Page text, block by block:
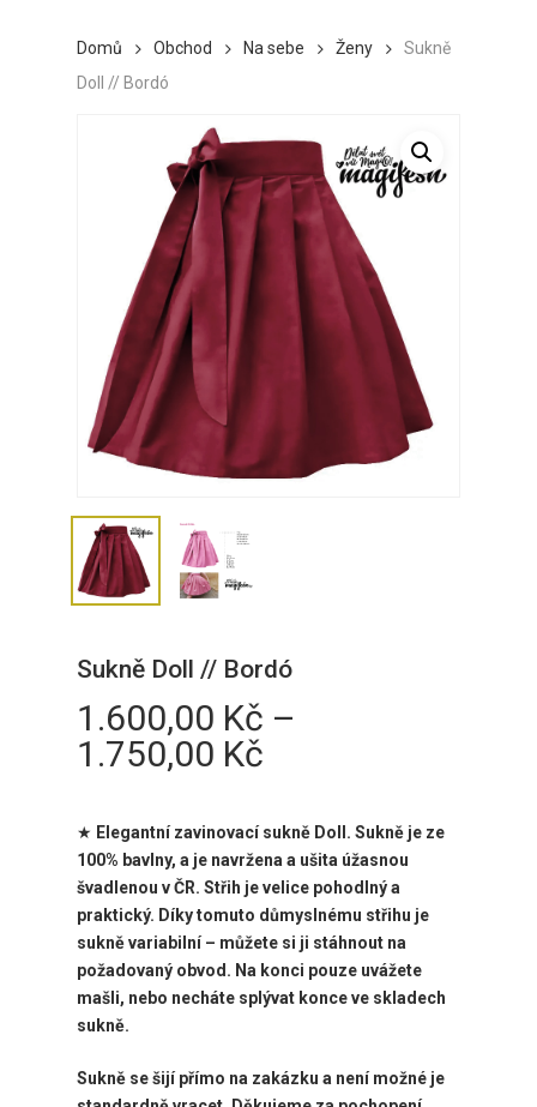
Domů Obchod Na sebe Ženy
Sukně
Doll // Bordó
Sukně Doll // Bordó
1.600,00 Kč –
1.750,00 Kč
1.600,00 Kč
až
1.750,00 Kč
★ Elegantní zavinovací sukně Doll . Sukně je ze
100% bavlny, a je navržena a ušita úžasnou
švadlenou v ČR. Střih je velice pohodlný a
praktický. Díky tomuto důmyslnému střihu je
sukně variabilní – můžete si ji stáhnout na
požadovaný obvod. Na konci pouze uvážete
mašli, nebo necháte splývat konce ve skladech
sukně.
Sukně se šijí přímo na zakázku a není možné je